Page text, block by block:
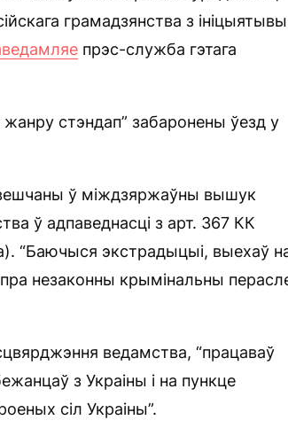
грамадзянства з ініцыятывы
прэс-служба гэтага
стэндап” забаронены ўезд у
ў міждзяржаўны вышук
ў адпаведнасці з арт. 367 КК
“Баючыся экстрадыцыі, выехаў
незаконны крымінальны
ведамства, “працаваў
з Украіны і на пункце
сіл Украіны”.